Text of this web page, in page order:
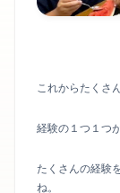
これからたくさ
経験の１つ１つ
たくさんの経験
ね。